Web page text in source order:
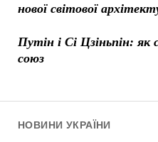
нової світової
Путін і Сі Цзіньпін: як
союз
НОВИНИ УКРАЇНИ